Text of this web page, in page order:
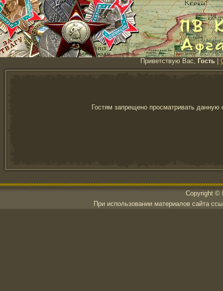
Приветствую Вас, Гость
Гостям запрещено просматривать данную
Copyright ©
При использовании материалов сайта